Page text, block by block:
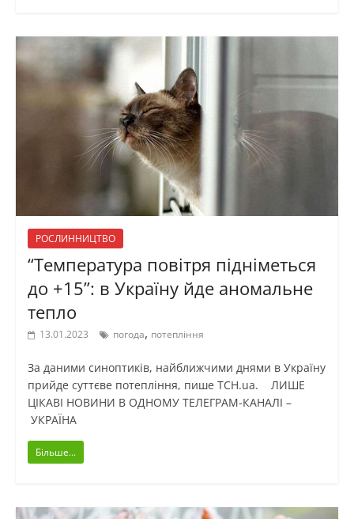
РОСЛИННИЦТВО
“Температура повітря підніметься
до +15”: в Україну йде аномальне
тепло
13.01.2023 погода, потепління
За даними синоптиків, найближчими днями в Україну
прийде суттєве потепління, пише ТСН.ua. ЛИШЕ
ЦІКАВІ НОВИНИ В ОДНОМУ ТЕЛЕГРАМ-КАНАЛІ –
УКРАЇНА
Більше...